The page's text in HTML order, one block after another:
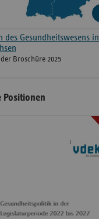
des Gesundheitswesens in
Broschüre 2025
Positionen